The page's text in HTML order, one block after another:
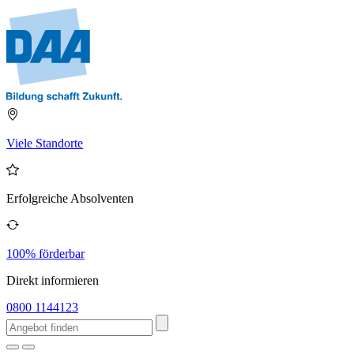
Viele Standorte
Erfolgreiche Absolventen
100% förderbar
Direkt informieren
0800 1144123